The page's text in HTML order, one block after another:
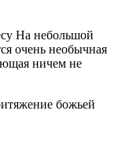
На небольшой
очень необычная
ничем не